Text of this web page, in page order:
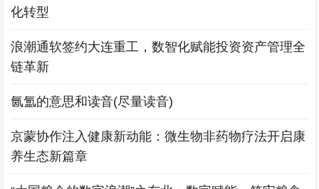
化转型
浪潮通软签约大连重工，数智化赋能投资资产管理全
链革新
氤氲的意思和读音(尽量读音)
京蒙协作注入健康新动能：微生物非药物疗法开启康
养生态新篇章